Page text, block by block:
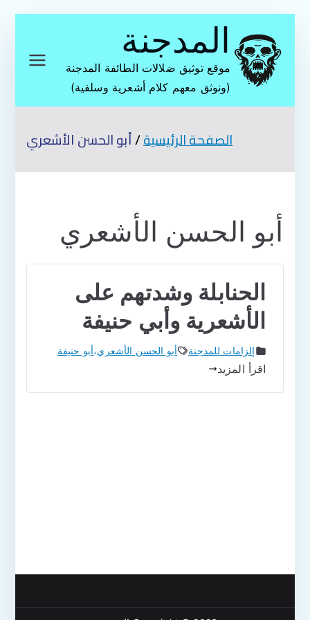
المحتوى
المدجنة
موقع توثيق ضلالات الطائفة المدجنة
(ونوثق معهم كلام أشعرية وسلفية)
الصفحة الرئيسية أبو الحسن الأشعري
أبو الحسن الأشعري
الحنابلة وشدتهم على
الأشعرية وأبي حنيفة
إلزامات للمدجنة أبو الحسن الأشعري،أبو حنيفة
اقرأ المزيد